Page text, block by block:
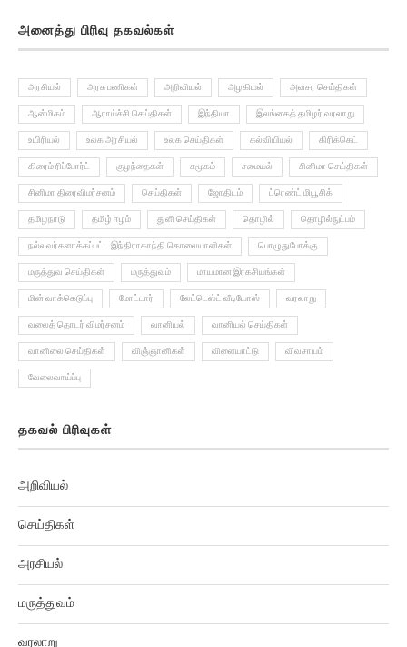
அனைத்து பிரிவு தகவல்கள்
அரசியல் அரசு பணிகள் அறிவியல் அழகியல் அவசர செய்திகள்
ஆன்மிகம் ஆராய்ச்சி செய்திகள் இந்தியா இலங்கைத் தமிழர் வரலாறு
உயிரியல் உலக அரசியல் உலக செய்திகள் கல்வியியல் கிரிக்கெட்
கிரைம் ரிப்போர்ட் குழந்தைகள் சமூகம் சமையல் சினிமா செய்திகள்
சினிமா திரைவிமர்சனம் செய்திகள் ஜோதிடம் ட்ரெண்ட் மியூசிக்
தமிழநாடு தமிழ் ஈழம் துளி செய்திகள் தொழில் தொழில்நுட்பம்
நல்லவர்களாக்கப்பட்ட இந்திராகாந்தி கொலையாளிகள் பொழுதுபோக்கு
மருத்துவ செய்திகள் மருத்துவம் மாயமான இரகசியங்கள்
மின் வாக்கெடுப்பு மோட்டார் லேட்டெஸ்ட் வீடியோஸ் வரலாறு
வலைத் தொடர் விமர்சனம் வானியல் வானியல் செய்திகள்
வானிலை செய்திகள் விஞ்ஞானிகள் விளையாட்டு விவசாயம்
வேலைவாய்ப்பு
தகவல் பிரிவுகள்
அறிவியல்
செய்திகள்
அரசியல்
மருத்துவம்
வரலாறு